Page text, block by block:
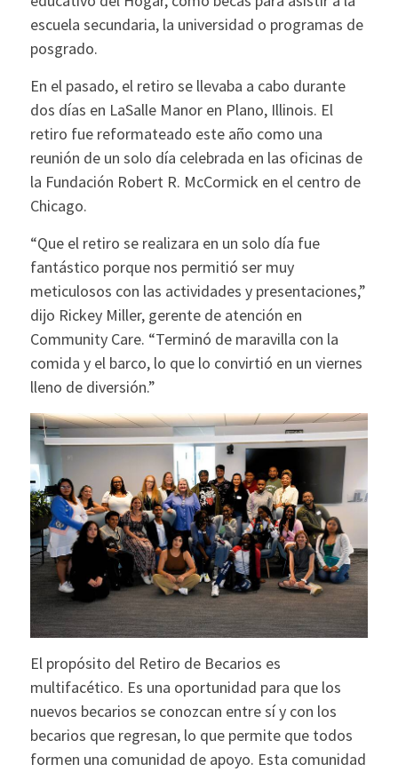
escuela secundaria, la universidad o programas de
posgrado.
En el pasado, el retiro se llevaba a cabo durante
dos días en LaSalle Manor en Plano, Illinois. El
retiro fue reformateado este año como una
reunión de un solo día celebrada en las oficinas de
la Fundación Robert R. McCormick en el centro de
Chicago.
“Que el retiro se realizara en un solo día fue
fantástico porque nos permitió ser muy
meticulosos con las actividades y presentaciones,”
dijo Rickey Miller, gerente de atención en
Community Care. “Terminó de maravilla con la
comida y el barco, lo que lo convirtió en un viernes
lleno de diversión.”
El propósito del Retiro de Becarios es
multifacético. Es una oportunidad para que los
nuevos becarios se conozcan entre sí y con los
becarios que regresan, lo que permite que todos
formen una comunidad de apoyo. Esta comunidad